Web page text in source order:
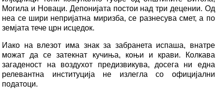
Могила и Новаци. Депонијата постои над три децении. Од
неа се шири непријатна миризба, се разнесува смет, а по
земјата тече црн исцедок.
Иако на влезот има знак за забранета испаша, внатре
можат да се затекнат кучиња, коњи и крави. Колкава
загаденост на воздухот предизвикува, досега ни една
релевантна институција не излегла со официјални
податоци.